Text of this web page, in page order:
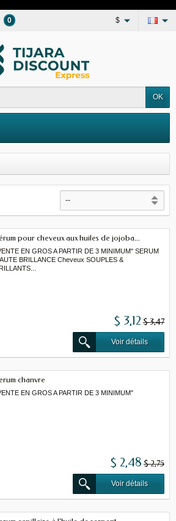
$
OK
0
pour cheveux aux huiles de jojoba...
EN GROS A PARTIR DE 3 MINIMUM" SERUM
BRILLANCE Cheveux SOUPLES &
$ 3,12 $ 3,47
Voir détails
chanvre
EN GROS A PARTIR DE 3 MINIMUM"
$ 2,48 $ 2,75
Voir détails